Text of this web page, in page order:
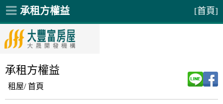
承租方權益
租屋/首頁
承租方權益 [首頁]